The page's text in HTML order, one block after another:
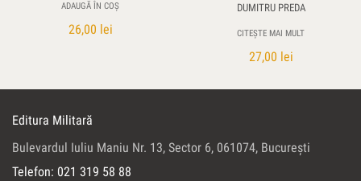
ADAUGĂ ÎN COȘ
26,00 lei
DUMITRU PREDA
CITEȘTE MAI MULT
27,00 lei
Editura Militară
Bulevardul Iuliu Maniu Nr. 13, Sector 6, 061074, Bucureşti
Telefon: 021 319 58 88